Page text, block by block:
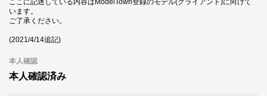
います。
ご了承ください。
(2021/4/14追記)
本人確認
本人確認済み